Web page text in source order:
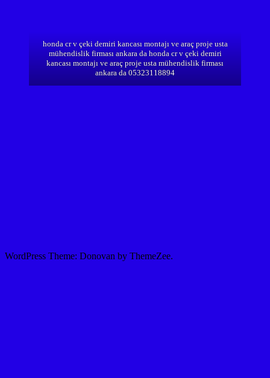
honda cr v çeki demiri kancası montajı ve araç proje usta
mühendislik firması ankara da honda cr v çeki demiri
kancası montajı ve araç proje usta mühendislik firması
ankara da 05323118894
WordPress Theme: Donovan by ThemeZee.